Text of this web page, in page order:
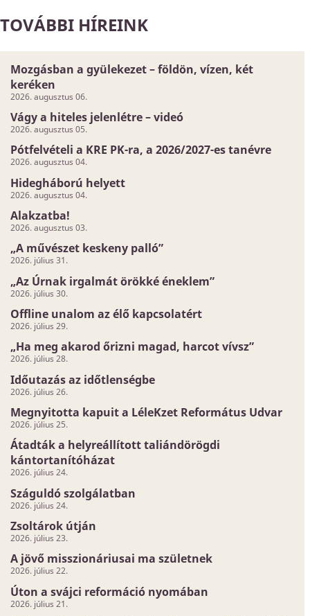
TOVÁBBI HÍREINK
Mozgásban a gyülekezet – földön, vízen, két
keréken
2026. augusztus 06.
Vágy a hiteles jelenlétre – videó
2026. augusztus 05.
Pótfelvételi a KRE PK-ra, a 2026/2027-es tanévre
2026. augusztus 04.
Hidegháború helyett
2026. augusztus 04.
Alakzatba!
2026. augusztus 03.
„A művészet keskeny palló”
2026. július 31.
„Az Úrnak irgalmát örökké éneklem”
2026. július 30.
Offline unalom az élő kapcsolatért
2026. július 29.
„Ha meg akarod őrizni magad, harcot vívsz”
2026. július 28.
Időutazás az időtlenségbe
2026. július 26.
Megnyitotta kapuit a LéleKzet Református Udvar
2026. július 25.
Átadták a helyreállított taliándörögdi
kántortanítóházat
2026. július 24.
Száguldó szolgálatban
2026. július 24.
Zsoltárok útján
2026. július 23.
A jövő misszionáriusai ma születnek
2026. július 22.
Úton a svájci reformáció nyomában
2026. július 21.